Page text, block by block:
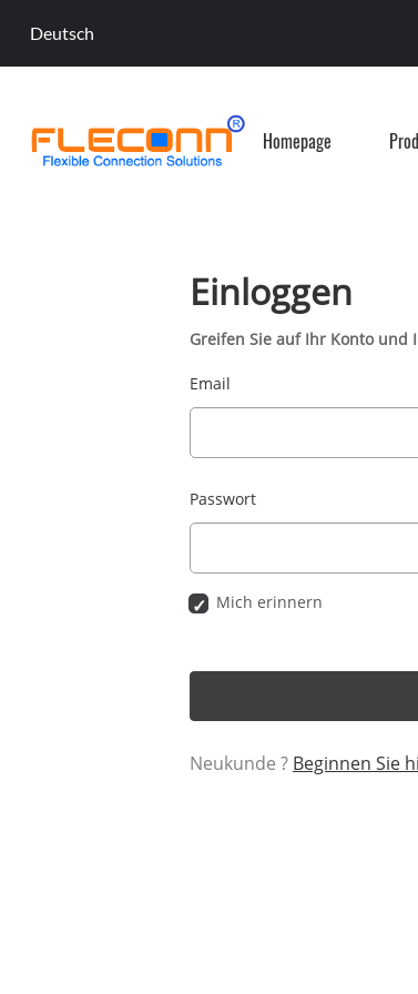
Deutsch
Homepage
Einloggen
Greifen Sie auf Ihr Konto und
Email
Passwort
Mich erinnern
Neukunde ? Beginnen Sie